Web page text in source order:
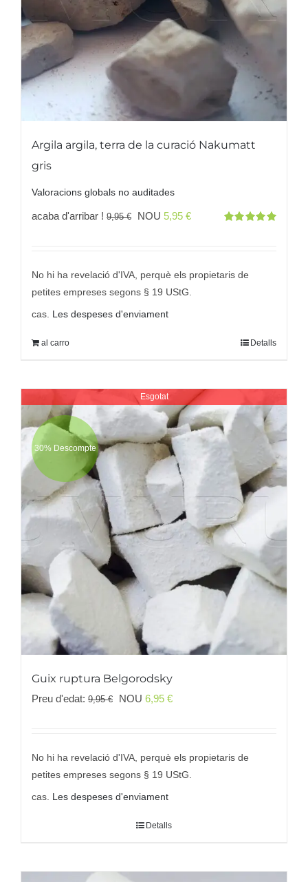
Argila argila, terra de la curació Nakumatt
gris
Valoracions globals no auditades
acaba d'arribar ! 9,95€
El
era:
9,95 €
NOU 5,95 €El
és:
5,95 €.
No hi ha revelació d'IVA, perquè els propietaris de
petites empreses segons § 19 UStG.
cas. Les despeses d'enviament
al carro Detalls
Esgotat
30% Descompte
Guix ruptura Belgorodsky
Preu d'edat: 9,95€
El
era:
9,95 €
NOU 6,95 €El
és:
6,95 €.
No hi ha revelació d'IVA, perquè els propietaris de
petites empreses segons § 19 UStG.
cas. Les despeses d'enviament
Detalls